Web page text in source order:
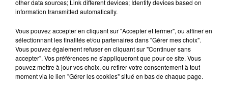
saumons et succès...
Jeux Voir plus
other data sources; Link different devices; Identify devices based on
information transmitted automatically.
Vous pouvez accepter en cliquant sur "Accepter et fermer", ou affiner en
sélectionnant les finalités et/ou partenaires dans "Gérer mes choix".
Vous pouvez également refuser en cliquant sur "Continuer sans
accepter". Vos préférences ne s'appliqueront que pour ce site. Vous
pouvez mettre à jour vos choix, ou retirer votre consentement à tout
moment via le lien "Gérer les cookies" situé en bas de chaque page.